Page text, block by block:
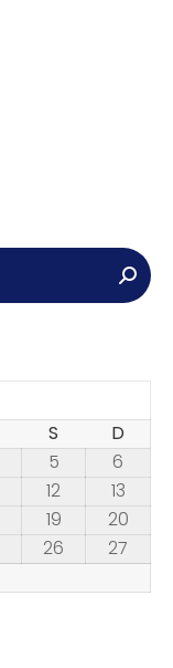
S
D
5
6
12
13
19
20
26
27